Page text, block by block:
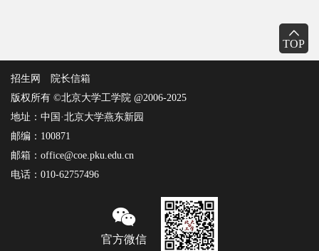
TOP
招生网
院长信箱
版权所有 ©北京大学工学院 @2006-2025
地址：中国·北京大学燕东新园
邮编：100871
邮箱：office@coe.pku.edu.cn
电话：010-62757496
官方微信